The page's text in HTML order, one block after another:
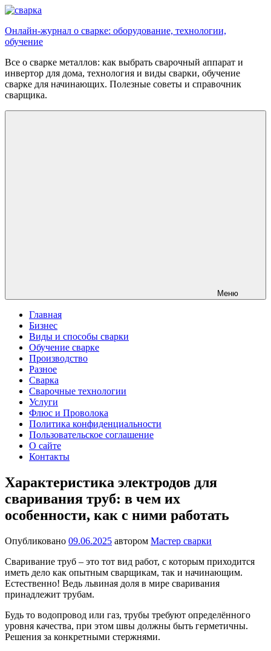
Перейти
содержимому
Онлайн-журнал о сварке: оборудование, технологии,
обучение
Все о сварке металлов: как выбрать сварочный аппарат и
инвертор для дома, технология и виды сварки, обучение
сварке для начинающих. Полезные советы и справочник
сварщика.
Меню
Главная
Бизнес
Виды и способы сварки
Обучение сварке
Производство
Разное
Сварка
Сварочные технологии
Услуги
Флюс и Проволока
Политика конфиденциальности
Пользовательское соглашение
О сайте
Контакты
Характеристика электродов для
сваривания труб: в чем их
особенности, как с ними работать
Опубликовано 09.06.2025 автором Мастер сварки
Сваривание труб – это тот вид работ, с которым приходится
иметь дело как опытным сварщикам, так и начинающим.
Естественно! Ведь львиная доля в мире сваривания
принадлежит трубам.
Будь то водопровод или газ, трубы требуют определённого
уровня качества, при этом швы должны быть герметичны.
Решения за конкретными стержнями.